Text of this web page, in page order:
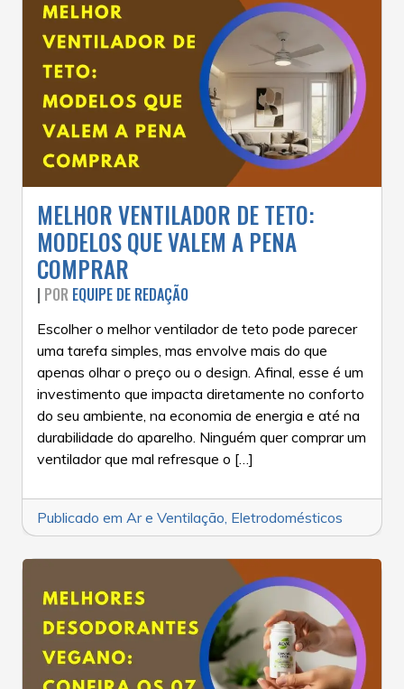
MELHOR VENTILADOR DE TETO:
MODELOS QUE VALEM A PENA
COMPRAR
| POR EQUIPE DE REDAÇÃO
Escolher o melhor ventilador de teto pode parecer
uma tarefa simples, mas envolve mais do que
apenas olhar o preço ou o design. Afinal, esse é um
investimento que impacta diretamente no conforto
do seu ambiente, na economia de energia e até na
durabilidade do aparelho. Ninguém quer comprar um
ventilador que mal refresque o […]
Publicado em Ar e Ventilação Eletrodomésticos